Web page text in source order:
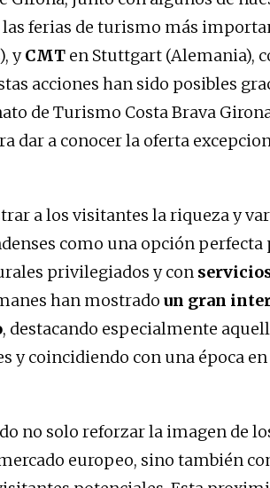
ferias de turismo más
yCMT en Stuttgart (Alemania),
acciones han sido posibles
de Turismo Costa Brava
dar a conocer la oferta
a los visitantes la riqueza y
como una opción perfecta
privilegiados y con
han mostrado un gran
, destacando especialmente
y coincidiendo con una época
no solo reforzar la imagen de
europeo, sino también